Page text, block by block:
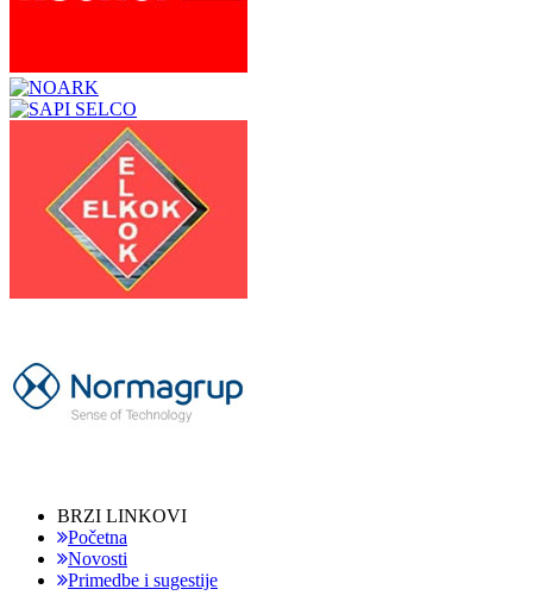
BRZI LINKOVI
Početna
Novosti
Primedbe i sugestije